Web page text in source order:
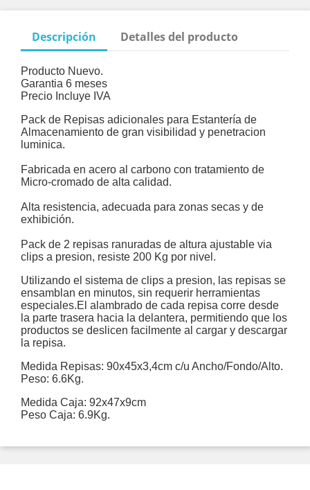
Descripción Detalles del producto
Producto Nuevo.
Garantia 6 meses
Precio Incluye IVA
Pack de Repisas adicionales para Estantería de
Almacenamiento de gran visibilidad y penetracion
luminica.
Fabricada en acero al carbono con tratamiento de
Micro-cromado de alta calidad.
Alta resistencia, adecuada para zonas secas y de
exhibición.
Pack de 2 repisas ranuradas de altura ajustable via
clips a presion, resiste 200 Kg por nivel.
Utilizando el sistema de clips a presion, las repisas se
ensamblan en minutos, sin requerir herramientas
especiales.El alambrado de cada repisa corre desde
la parte trasera hacia la delantera, permitiendo que los
productos se deslicen facilmente al cargar y descargar
la repisa.
Medida Repisas: 90x45x3,4cm c/u Ancho/Fondo/Alto.
Peso: 6.6Kg.
Medida Caja: 92x47x9cm
Peso Caja: 6.9Kg.